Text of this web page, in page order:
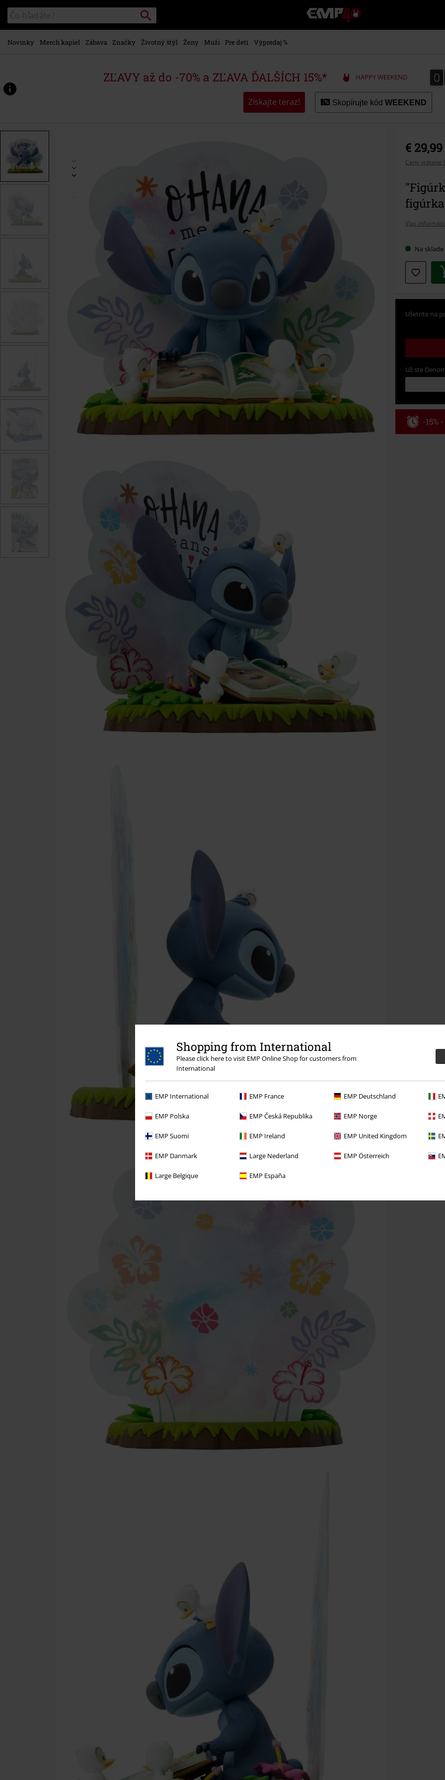
Shopping from International
Please click here to visit EMP Online Shop for customers from
International
EMP International EMP France EMP Deutschland
EMP Polska EMP Česká Republika EMP Norge
EMP Suomi EMP Ireland EMP United Kingdom
EMP Danmark Large Nederland EMP Österreich
Large Belgique EMP España
na
hlavný
obsah
Katalóg
vyhľadávania
Vyhľadávanie
EMP
-
Hudba,
Merch
hráčov,
Alternatívna
Novinky Merch kapiel Zábava Značky Životný štýl Ženy Muži Pre deti Výpredaj %
ZĽAVY až do -70% a ZĽAVA ĎALŠÍCH 15%* HAPPY WEEKEND 0
0
Získajte teraz! Skopírujte kód WEEKEND
www.emp-
p/fig%C3%BArka-
€ 29,99
Ceny vrátane
Viac
Na sklade
Ušetrite na
Už ste
-15%